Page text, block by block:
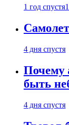
1 год спустя
4 дня спустя
Почему
быть
4 дня спустя